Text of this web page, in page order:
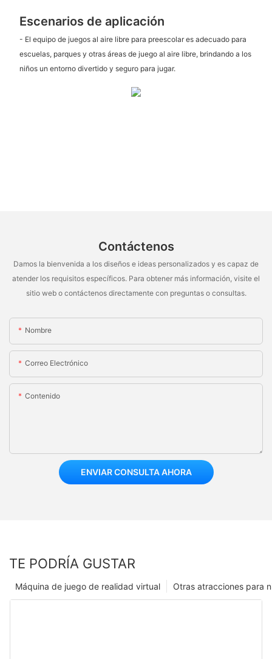
Escenarios de aplicación
- El equipo de juegos al aire libre para preescolar es adecuado para
escuelas, parques y otras áreas de juego al aire libre, brindando a los
niños un entorno divertido y seguro para jugar.
Contáctenos
Damos la bienvenida a los diseños e ideas personalizados y es capaz de
atender los requisitos específicos. Para obtener más información, visite el
sitio web o contáctenos directamente con preguntas o consultas.
Nombre
Correo Electrónico
Contenido
ENVIAR CONSULTA AHORA
TE PODRÍA GUSTAR
Otras atracciones para
Máquina de juego de realidad virtual